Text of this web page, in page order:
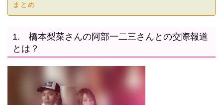
まとめ
1. 橋本梨菜さんの阿部一二三さんとの交際報道
とは？